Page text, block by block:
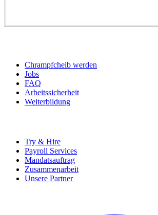
Chrampfcheib werden
Jobs
FAQ
Arbeitssicherheit
Weiterbildung
Try & Hire
Payroll Services
Mandatsauftrag
Zusammenarbeit
Unsere Partner